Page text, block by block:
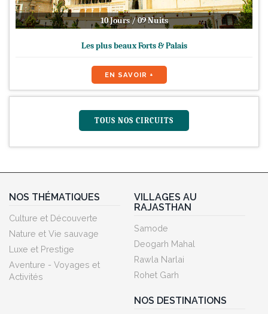
10 Jours / 09 Nuits
Les plus beaux Forts & Palais
EN SAVOIR +
TOUS NOS CIRCUITS
NOS THÉMATIQUES
Culture et Découverte
Nature et Vie sauvage
Luxe et Prestige
Aventure - Voyages et
Activités
VILLAGES AU
RAJASTHAN
Samode
Deogarh Mahal
Rawla Narlai
Rohet Garh
NOS DESTINATIONS